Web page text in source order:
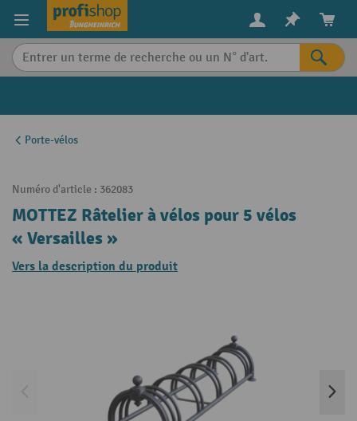
content
Porte-vélos
Numéro d'article : 362083
MOTTEZ Râtelier à vélos pour 5 vélos
« Versailles »
Vers la description du produit